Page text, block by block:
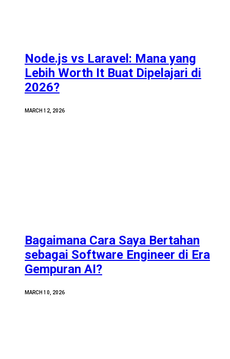
Node.js vs Laravel: Mana yang
Lebih Worth It Buat Dipelajari di
2026?
MARCH 12, 2026
Bagaimana Cara Saya Bertahan
sebagai Software Engineer di Era
Gempuran AI?
MARCH 10, 2026